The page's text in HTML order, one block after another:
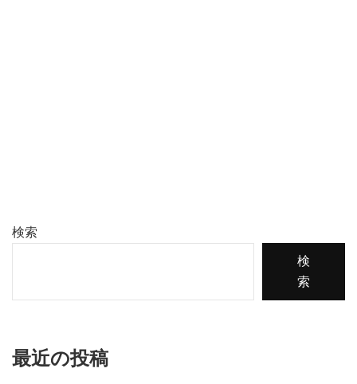
検索
検
索
最近の投稿